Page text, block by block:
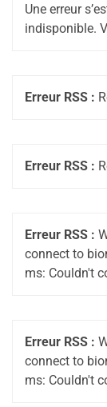
Une erreur
indisponible.
Erreur RSS :
Erreur RSS :
Erreur RSS :
connect to
ms: Couldn't
Erreur RSS :
connect to
ms: Couldn't